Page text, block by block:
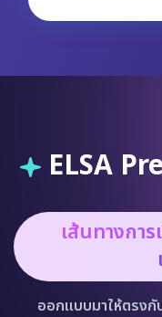
ELSA
เส้นทางกา
ออกแบบมาให้ตรง